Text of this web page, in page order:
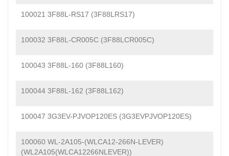
100021 3F88L-RS17 (3F88LRS17)
100032 3F88L-CR005C (3F88LCR005C)
100043 3F88L-160 (3F88L160)
100044 3F88L-162 (3F88L162)
100047 3G3EV-PJVOP120ES (3G3EVPJVOP120ES)
100060 WL-2A105-(WLCA12-266N-LEVER)
(WL2A105(WLCA12266NLEVER))